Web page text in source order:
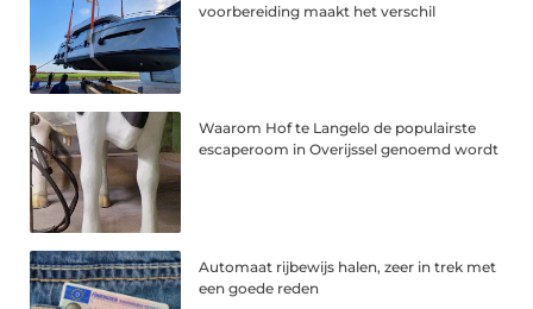
voorbereiding maakt het verschil
Waarom Hof te Langelo de populairste
escaperoom in Overijssel genoemd wordt
Automaat rijbewijs halen, zeer in trek met
een goede reden